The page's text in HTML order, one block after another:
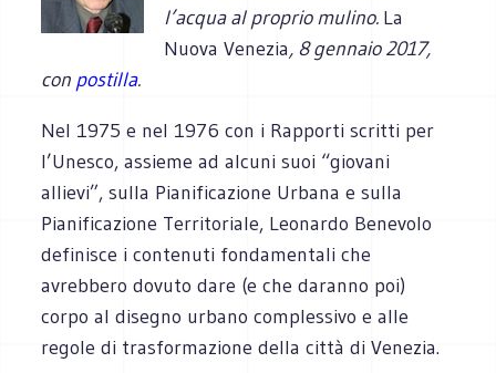
l’acqua al proprio mulino. La
Nuova Venezia, 8 gennaio 2017,
con postilla.
Nel 1975 e nel 1976 con i Rapporti scritti per
l’Unesco, assieme ad alcuni suoi “giovani
allievi”, sulla Pianificazione Urbana e sulla
Pianificazione Territoriale, Leonardo Benevolo
definisce i contenuti fondamentali che
avrebbero dovuto dare (e che daranno poi)
corpo al disegno urbano complessivo e alle
regole di trasformazione della città di Venezia.